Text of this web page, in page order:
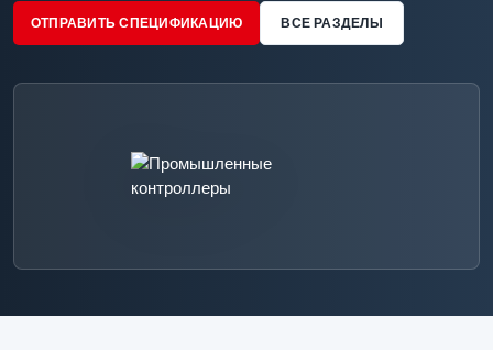
ОТПРАВИТЬ СПЕЦИФИКАЦИЮ ВСЕ РАЗДЕЛЫ